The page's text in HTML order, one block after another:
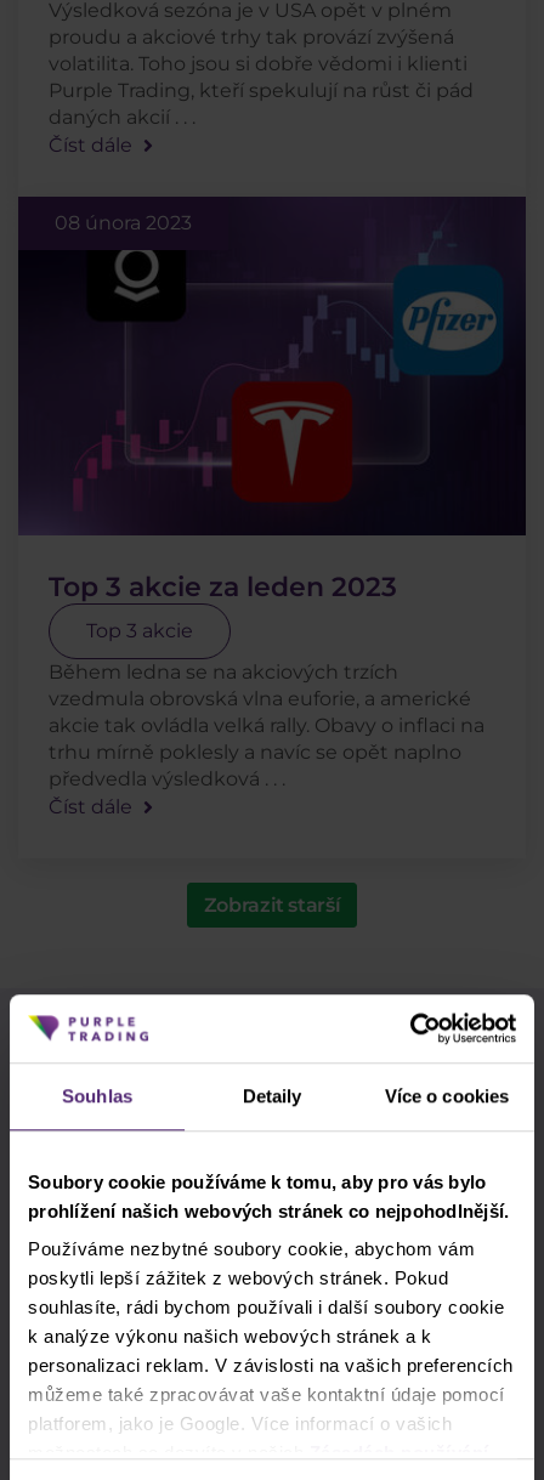
Souhlas Detaily Více o cookies
Soubory cookie používáme k tomu, aby pro vás bylo
prohlížení našich webových stránek co nejpohodlnější.
Používáme nezbytné soubory cookie, abychom vám
poskytli lepší zážitek z webových stránek. Pokud
souhlasíte, rádi bychom používali i další soubory cookie
k analýze výkonu našich webových stránek a k
personalizaci reklam. V závislosti na vašich preferencích
můžeme také zpracovávat vaše kontaktní údaje pomocí
platforem, jako je Google. Více informací o vašich
Výsledková sezóna je v USA opět v plném
proudu a akciové trhy tak provází zvýšená
volatilita. Toho jsou si dobře vědomi i klienti
Purple Trading, kteří spekulují na růst či pád
daných akcií . . .
Číst dále
08 února 2023
Top 3 akcie za leden 2023
Top 3 akcie
Během ledna se na akciových trzích
vzedmula obrovská vlna euforie, a americké
akcie tak ovládla velká rally. Obavy o inflaci na
trhu mírně poklesly a navíc se opět naplno
předvedla výsledková . . .
Číst dále
Zobrazit starší
Použijte štítky pro rychlejší vyhledávání
Akcie Akciové indexy Apple
Donald Trump EURCZK Forex
Fundamentální analýza GBPUSD
Indikátory Intraday Komodity
NASDAQ Obchodní strategie